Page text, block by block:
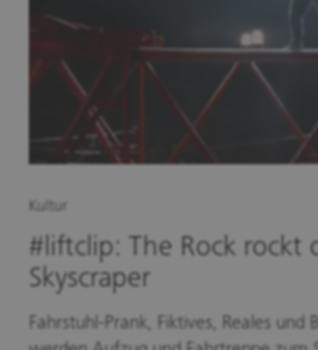
Kultur
#liftclip: The Rock rockt
Skyscraper
Fahrstuhl-Prank, Fiktives, Reales und